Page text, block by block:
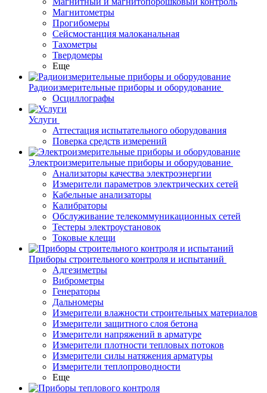
Магнитометры
Прогибомеры
Сейсмостанция малоканальная
Тахометры
Твердомеры
Еще
Радиоизмерительные приборы и оборудование
Осциллографы
Услуги
Аттестация испытательного оборудования
Поверка средств измерений
Электроизмерительные приборы и оборудование
Анализаторы качества электроэнергии
Измерители параметров электрических сетей
Кабельные анализаторы
Калибраторы
Обслуживание телекоммуникационных сетей
Тестеры электроустановок
Токовые клещи
Приборы строительного контроля и испытаний
Адгезиметры
Виброметры
Генераторы
Дальномеры
Измерители влажности строительных материалов
Измерители защитного слоя бетона
Измерители напряжений в арматуре
Измерители плотности тепловых потоков
Измерители силы натяжения арматуры
Измерители теплопроводности
Еще